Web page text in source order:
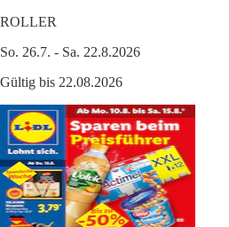
ROLLER
So. 26.7. - Sa. 22.8.2026
Gültig bis 22.08.2026